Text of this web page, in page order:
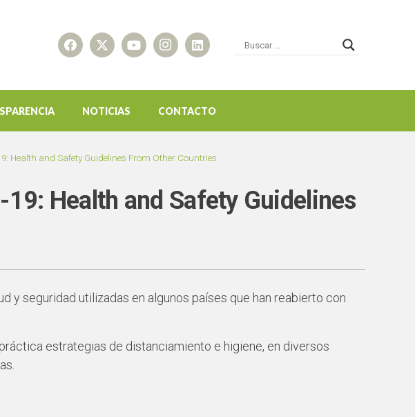
NOTICIAS CONTACTO
Health and Safety Guidelines From Other Countries
Health and Safety Guidelines
y seguridad utilizadas en algunos países que han reabierto con
estrategias de distanciamiento e higiene, en diversos